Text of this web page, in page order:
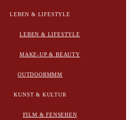
LEBEN & LIFESTYLE
LEBEN & LIFESTYLE
MAKE-UP & BEAUTY
OUTDOORMMM
KUNST & KULTUR
FILM & FENSEHEN